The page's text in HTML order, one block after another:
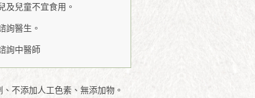
及兒童不宜食用。
詢醫生。
詢中醫師
不添加人工色素、無添加物。